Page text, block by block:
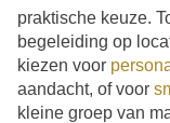
praktische keuze.
begeleiding op
kiezen voor
aandacht, of voor
kleine groep van